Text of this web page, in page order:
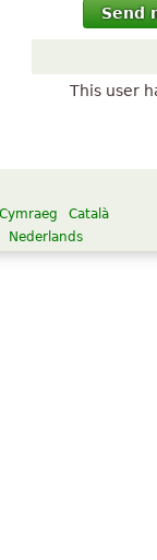
Send
This user
Català
Cymraeg
Nederlands